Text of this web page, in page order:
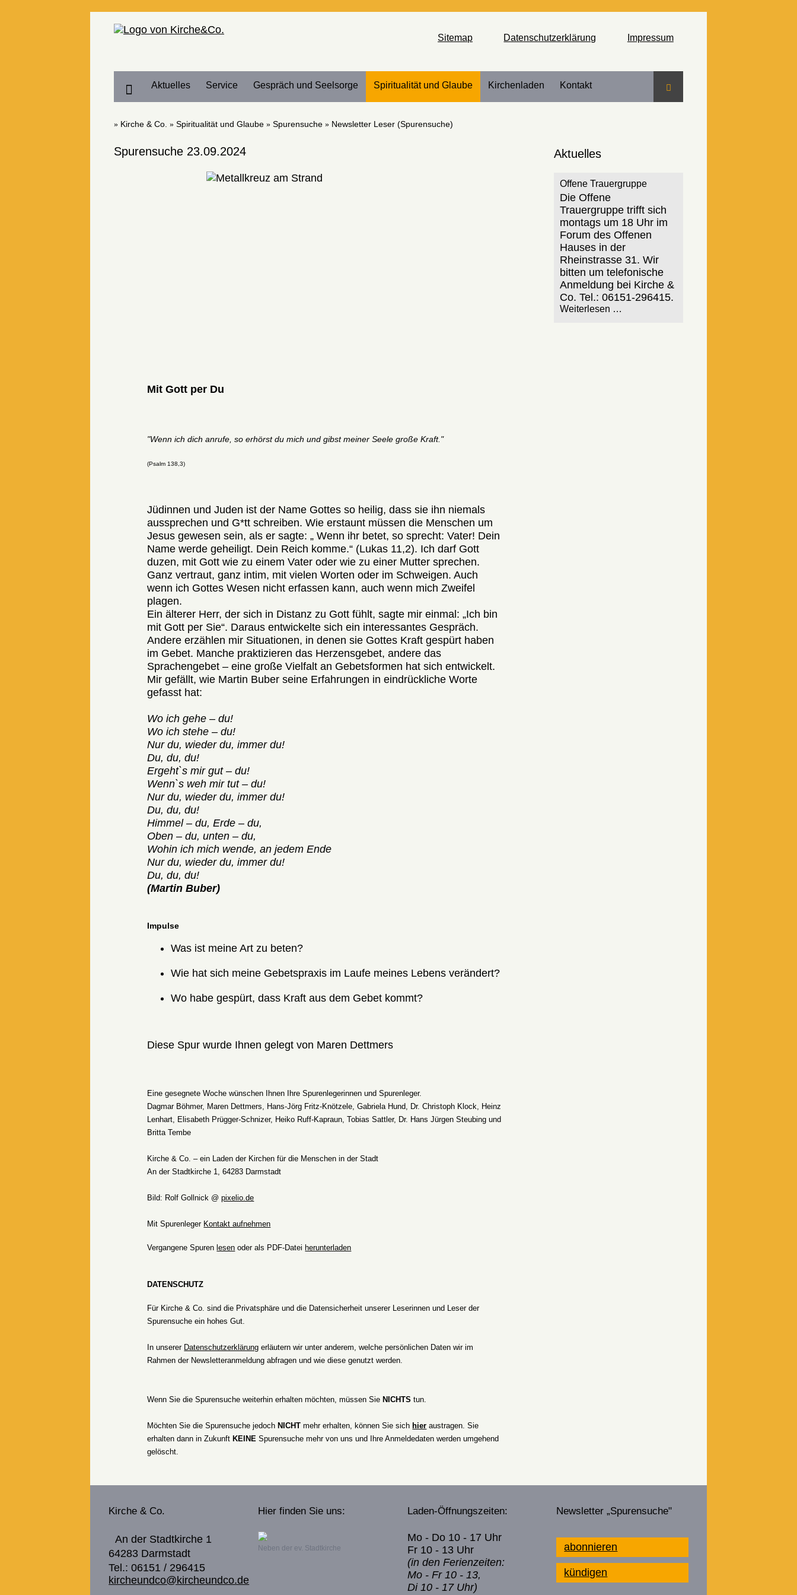
Impressum
Datenschutzerklärung
Sitemap
Aktuelles Service Gespräch und Seelsorge Spiritualität und Glaube Kirchenladen Kontakt Suche
Kirche & Co. Spiritualität und Glaube Spurensuche Newsletter Leser (Spurensuche)
Spurensuche 23.09.2024
Mit Gott per Du
"Wenn ich dich anrufe, so erhörst du mich und gibst meiner Seele große Kraft."
(Psalm 138,3)
Jüdinnen und Juden ist der Name Gottes so heilig, dass sie ihn niemals
aussprechen und G*tt schreiben. Wie erstaunt müssen die Menschen um
Jesus gewesen sein, als er sagte: „ Wenn ihr betet, so sprecht: Vater! Dein
Name werde geheiligt. Dein Reich komme.“ (Lukas 11,2). Ich darf Gott
duzen, mit Gott wie zu einem Vater oder wie zu einer Mutter sprechen.
Ganz vertraut, ganz intim, mit vielen Worten oder im Schweigen. Auch
wenn ich Gottes Wesen nicht erfassen kann, auch wenn mich Zweifel
plagen.
Ein älterer Herr, der sich in Distanz zu Gott fühlt, sagte mir einmal: „Ich bin
mit Gott per Sie“. Daraus entwickelte sich ein interessantes Gespräch.
Andere erzählen mir Situationen, in denen sie Gottes Kraft gespürt haben
im Gebet. Manche praktizieren das Herzensgebet, andere das
Sprachengebet – eine große Vielfalt an Gebetsformen hat sich entwickelt.
Mir gefällt, wie Martin Buber seine Erfahrungen in eindrückliche Worte
gefasst hat:
Wo ich gehe – du!
Wo ich stehe – du!
Nur du, wieder du, immer du!
Du, du, du!
Ergeht`s mir gut – du!
Wenn`s weh mir tut – du!
Nur du, wieder du, immer du!
Du, du, du!
Himmel – du, Erde – du,
Oben – du, unten – du,
Wohin ich mich wende, an jedem Ende
Nur du, wieder du, immer du!
Du, du, du!
(Martin Buber)
Impulse
Was ist meine Art zu beten?
Wie hat sich meine Gebetspraxis im Laufe meines Lebens verändert?
Wo habe gespürt, dass Kraft aus dem Gebet kommt?
Diese Spur wurde Ihnen gelegt von Maren Dettmers
Eine gesegnete Woche wünschen Ihnen Ihre Spurenlegerinnen und Spurenleger.
Dagmar Böhmer, Maren Dettmers, Hans-Jörg Fritz-Knötzele, Gabriela Hund, Dr. Christoph Klock, Heinz
Lenhart, Elisabeth Prügger-Schnizer, Heiko Ruff-Kapraun, Tobias Sattler, Dr. Hans Jürgen Steubing und
Britta Tembe
Kirche & Co. – ein Laden der Kirchen für die Menschen in der Stadt
An der Stadtkirche 1, 64283 Darmstadt
Bild: Rolf Gollnick @pixelio.de
Mit Spurenleger Kontakt aufnehmen
Vergangene Spuren lesen oder als PDF-Datei herunterladen
DATENSCHUTZ
Für Kirche & Co. sind die Privatsphäre und die Datensicherheit unserer Leserinnen und Leser der
Spurensuche ein hohes Gut.
In unserer Datenschutzerklärung erläutern wir unter anderem, welche persönlichen Daten wir im
Rahmen der Newsletteranmeldung abfragen und wie diese genutzt werden.
Wenn Sie die Spurensuche weiterhin erhalten möchten, müssen Sie NICHTS tun.
Möchten Sie die Spurensuche jedoch NICHT mehr erhalten, können Sie sich hier austragen. Sie
erhalten dann in Zukunft KEINE Spurensuche mehr von uns und Ihre Anmeldedaten werden umgehend
gelöscht.
Aktuelles
Offene Trauergruppe
Die Offene
Trauergruppe trifft sich
montags um 18 Uhr im
Forum des Offenen
Hauses in der
Rheinstrasse 31. Wir
bitten um telefonische
Anmeldung bei Kirche &
Co. Tel.: 06151-296415.
Weiterlesen …
Kirche & Co.
An der Stadtkirche 1
64283 Darmstadt
Tel.: 06151 / 296415
kircheundco@kircheundco.de
Hier finden Sie uns:
Neben der ev. Stadtkirche
Laden-Öffnungszeiten:
Mo - Do 10 - 17 Uhr
Fr 10 - 13 Uhr
(in den Ferienzeiten:
Mo - Fr 10 - 13,
Di 10 - 17 Uhr)
Newsletter „Spurensuche"
abonnieren
kündigen